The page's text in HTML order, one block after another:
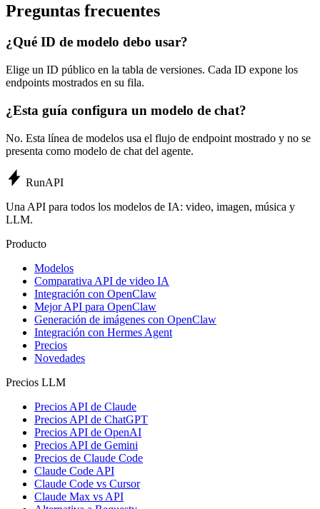
Preguntas frecuentes
¿Qué ID de modelo debo usar?
Elige un ID público en la tabla de versiones. Cada ID expone los
endpoints mostrados en su fila.
¿Esta guía configura un modelo de chat?
No. Esta línea de modelos usa el flujo de endpoint mostrado y no se
presenta como modelo de chat del agente.
RunAPI
Una API para todos los modelos de IA: video, imagen, música y
LLM.
Producto
Modelos
Comparativa API de video IA
Integración con OpenClaw
Mejor API para OpenClaw
Generación de imágenes con OpenClaw
Integración con Hermes Agent
Precios
Novedades
Precios LLM
Precios API de Claude
Precios API de ChatGPT
Precios API de OpenAI
Precios API de Gemini
Precios de Claude Code
Claude Code API
Claude Code vs Cursor
Claude Max vs API